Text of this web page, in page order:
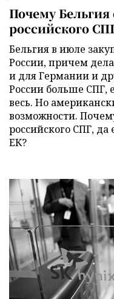
Почему
российского
Бельгия в июле
России, причем
и для Германии и
России больше СПГ,
весь. Но
возможности.
российского СПГ,
ЕК?